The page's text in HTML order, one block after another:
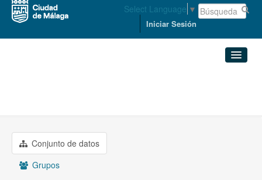
Select Language ▼
Iniciar Sesión
Grupos
Conjunto de datos
Grupos